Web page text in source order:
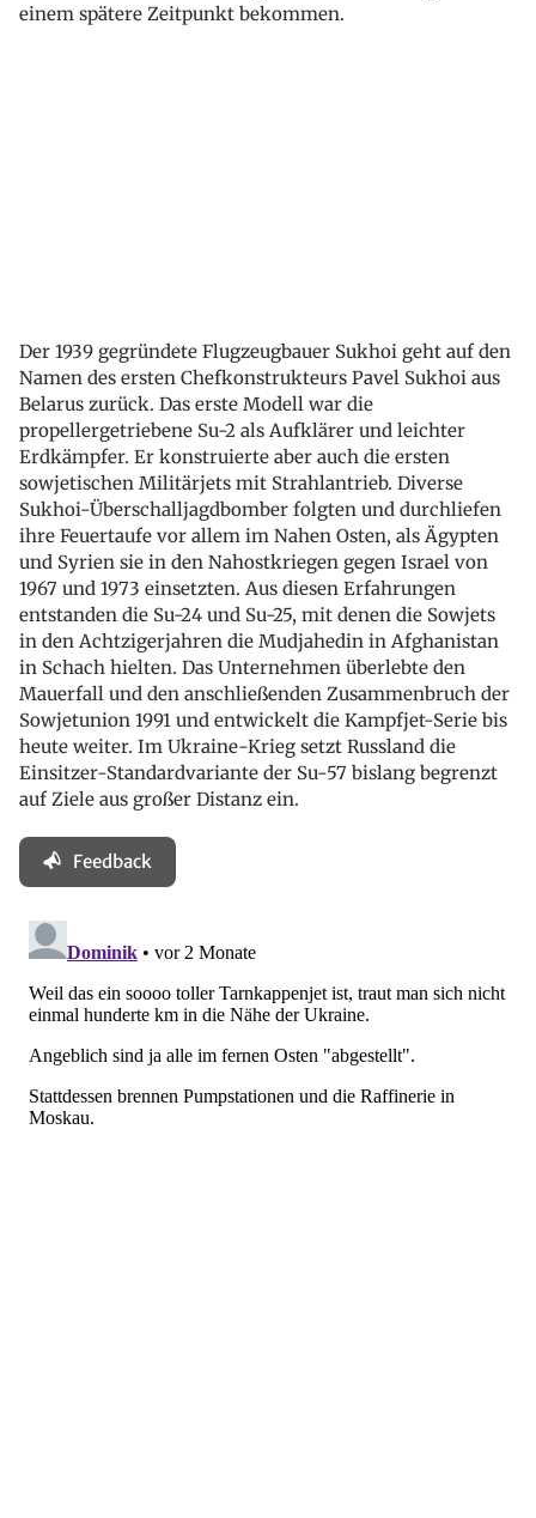
einem spätere Zeitpunkt bekommen.
Der 1939 gegründete Flugzeugbauer Sukhoi geht auf den
Namen des ersten Chefkonstrukteurs Pavel Sukhoi aus
Belarus zurück. Das erste Modell war die
propellergetriebene Su-2 als Aufklärer und leichter
Erdkämpfer. Er konstruierte aber auch die ersten
sowjetischen Militärjets mit Strahlantrieb. Diverse
Sukhoi-Überschalljagdbomber folgten und durchliefen
ihre Feuertaufe vor allem im Nahen Osten, als Ägypten
und Syrien sie in den Nahostkriegen gegen Israel von
1967 und 1973 einsetzten. Aus diesen Erfahrungen
entstanden die Su-24 und Su-25, mit denen die Sowjets
in den Achtzigerjahren die Mudjahedin in Afghanistan
in Schach hielten. Das Unternehmen überlebte den
Mauerfall und den anschließenden Zusammenbruch der
Sowjetunion 1991 und entwickelt die Kampfjet-Serie bis
heute weiter. Im Ukraine-Krieg setzt Russland die
Einsitzer-Standardvariante der Su-57 bislang begrenzt
auf Ziele aus großer Distanz ein.
Feedback